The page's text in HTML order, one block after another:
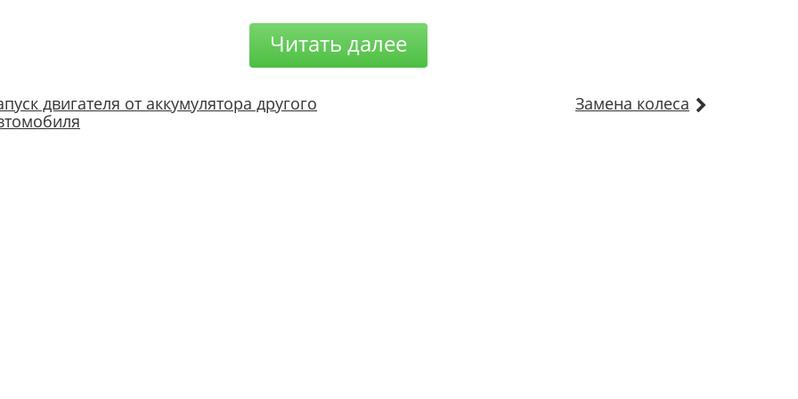
Читать далее
двигателя от аккумулятора другого
Замена колеса